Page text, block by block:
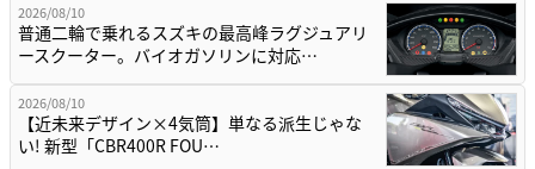
2026/08/10
普通二輪で乗れるスズキの最高峰ラグジュアリ
ースクーター。バイオガソリンに対応…
2026/08/10
【近未来デザイン×4気筒】単なる派生じゃな
い! 新型「CBR400R FOU…